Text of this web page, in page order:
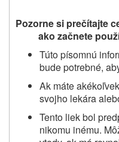
Pozorne si prečítajte
ako začnete
Túto písomnú
bude potrebné,
Ak máte
svojho lekára
Tento liek bol
nikomu inému.